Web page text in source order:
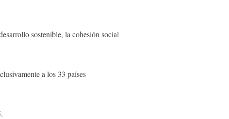
sostenible, la cohesión social
a los 33 países